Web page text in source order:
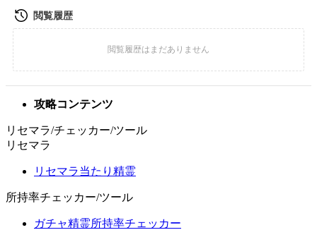
攻略コンテンツ
リセマラ/チェッカー/ツール
リセマラ
リセマラ当たり精霊
所持率チェッカー/ツール
ガチャ精霊所持率チェッカー